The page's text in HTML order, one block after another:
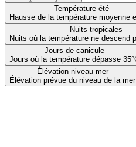
Température été
Hausse de la température moyenne
Nuits tropicales
Nuits où la température ne descend
Jours de canicule
Jours où la température dépasse
Élévation niveau mer
Élévation prévue du niveau de la mer